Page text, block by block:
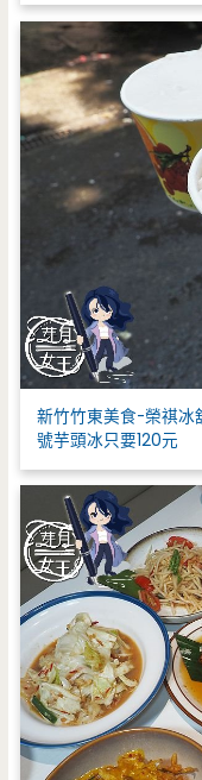
新竹竹東美食-榮祺冰
號芋頭冰只要120元